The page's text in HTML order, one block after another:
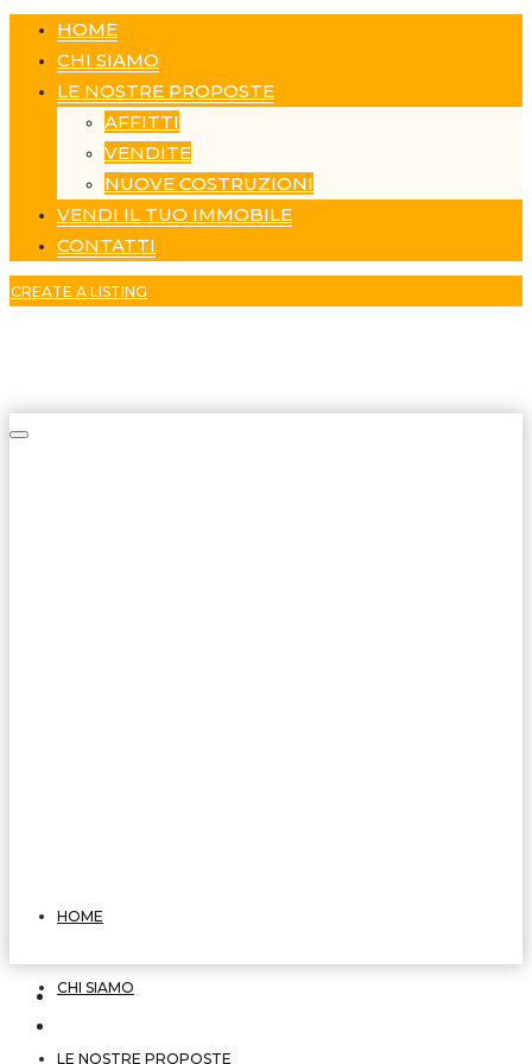
HOME
CHI SIAMO
LE NOSTRE PROPOSTE
AFFITTI
VENDITE
NUOVE COSTRUZIONI
VENDI IL TUO IMMOBILE
CONTATTI
CREATE A LISTING
HOME
CHI SIAMO
LE NOSTRE PROPOSTE